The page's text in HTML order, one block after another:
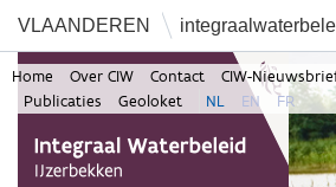
VLAANDEREN
Home Over CIW Contact CIW-
Publicaties
Geoloket NL EN FR